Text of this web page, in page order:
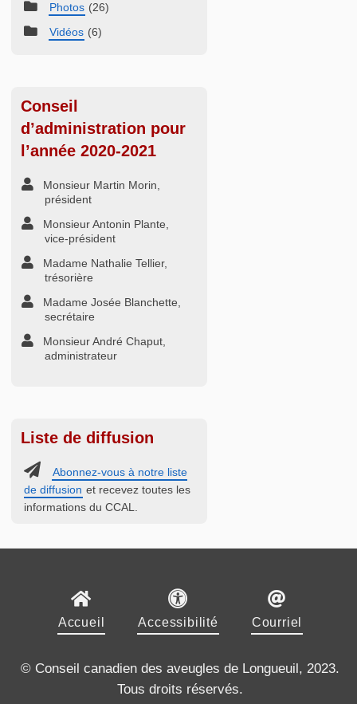
Photos (26)
Vidéos (6)
Conseil
d’administration pour
l’année 2020-2021
Monsieur Martin Morin,
président
Monsieur Antonin Plante,
vice-président
Madame Nathalie Tellier,
trésorière
Madame Josée Blanchette,
secrétaire
Monsieur André Chaput,
administrateur
Liste de diffusion
Abonnez-vous à notre liste
de diffusion et recevez toutes les
informations du CCAL.
Accueil Accessibilité Courriel
© Conseil canadien des aveugles de Longueuil, 2023.
Tous droits réservés.